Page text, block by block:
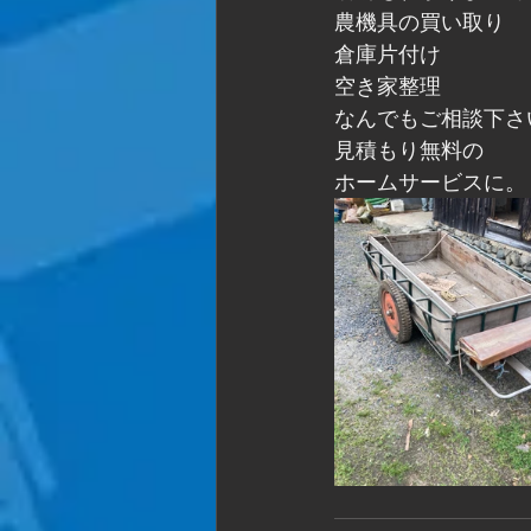
農機具の買い取り
倉庫片付け
空き家整理
なんでもご相談下
見積もり無料の
ホームサービスに。